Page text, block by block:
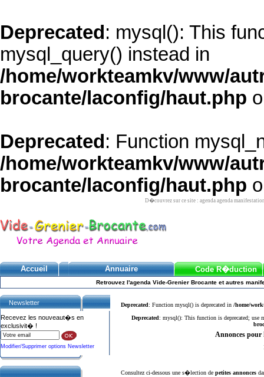
Deprecated : mysql(): This
mysql_query() instead in
/home/workteamkv/www/
brocante/laconfig/haut.php
Deprecated : Function
/home/workteamkv/www/
brocante/laconfig/haut.php
D�couvrez sur ce site : agenda agenda
Accueil Annuaire Code R�duction
Retrouvez l'agenda Vide-Grenier Brocante et autres
Deprecated: Function mysql() is deprecated in /home/
Deprecated: mysql(): This function is deprecated; use
Annonces pour
Consultez ci-dessous une s�lection de petites annonces
Newsletter
Recevez les nouveaut�s en
exclusivit� !
Modifier/Supprimer options Newsletter